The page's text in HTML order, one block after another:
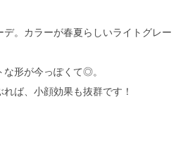
。カラーが春夏らしいライトグレー
形が今っぽくて◎。
ば、小顔効果も抜群です！